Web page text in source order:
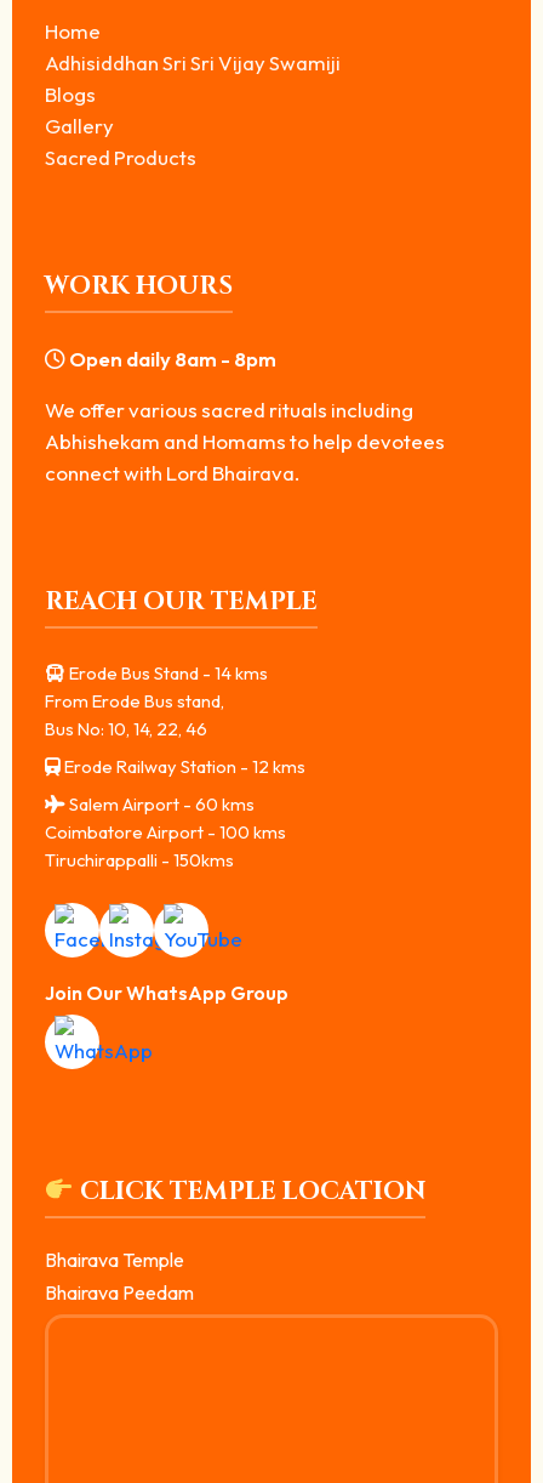
Home
Adhisiddhan Sri Sri Vijay Swamiji
Blogs
Gallery
Sacred Products
WORK HOURS
Open daily 8am - 8pm
We offer various sacred rituals including
Abhishekam and Homams to help devotees
connect with Lord Bhairava.
REACH OUR TEMPLE
Erode Bus Stand - 14 kms
From Erode Bus stand,
Bus No: 10, 14, 22, 46
Erode Railway Station - 12 kms
Salem Airport - 60 kms
Coimbatore Airport - 100 kms
Tiruchirappalli - 150kms
Join Our WhatsApp Group
CLICK TEMPLE LOCATION
Bhairava Temple
Bhairava Peedam